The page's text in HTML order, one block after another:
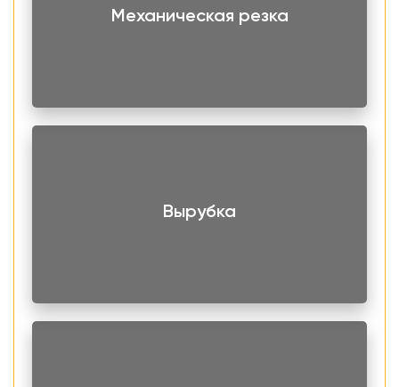
никель. Главным элементов выступает хром, который
Устойчивость к механическим нагрузкам.
Матовая поверхность имеет серый стальной оттенок.
Невысокая себестоимость стали в совокупности с
хорошими эксплуатационными свойствами, делают
Механическая резка
Вырубка